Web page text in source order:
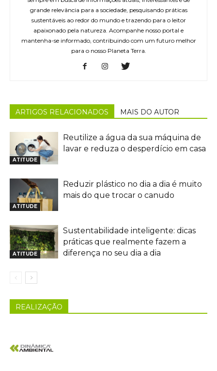
grande relevância para a sociedade, pesquisando práticas
sustentáveis ao redor do mundo e trazendo para o leitor
apaixonado pela natureza. Acompanhe nosso portal e
mantenha-se informado, contribuindo com um futuro melhor
para o nosso Planeta Terra.
ARTIGOS RELACIONADOS MAIS DO AUTOR
ATITUDE
Reutilize a água da sua máquina de
lavar e reduza o desperdício em casa
ATITUDE
Reduzir plástico no dia a dia é muito
mais do que trocar o canudo
ATITUDE
Sustentabilidade inteligente: dicas
práticas que realmente fazem a
diferença no seu dia a dia
REALIZAÇÃO